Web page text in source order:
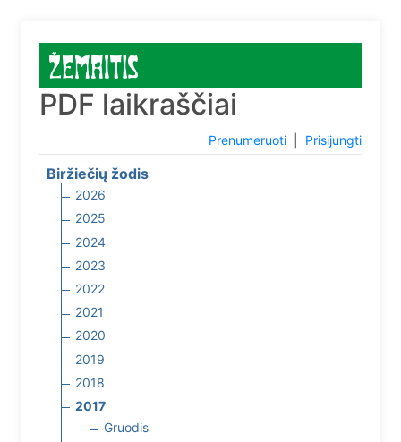
PDF laikraščiai
Prenumeruoti Prisijungti
Biržiečių žodis
2026
2025
2024
2023
2022
2021
2020
2019
2018
2017
Gruodis